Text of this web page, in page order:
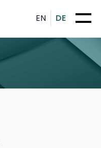
EN DE